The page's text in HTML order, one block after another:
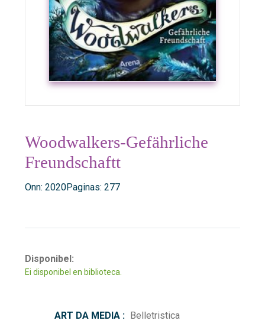
Woodwalkers-Gefährliche
Freundschaftt
Onn: 2020Paginas: 277
Disponibel:
Ei disponibel en biblioteca.
ART DA MEDIA : Belletristica